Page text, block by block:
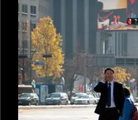
PEDIDOS